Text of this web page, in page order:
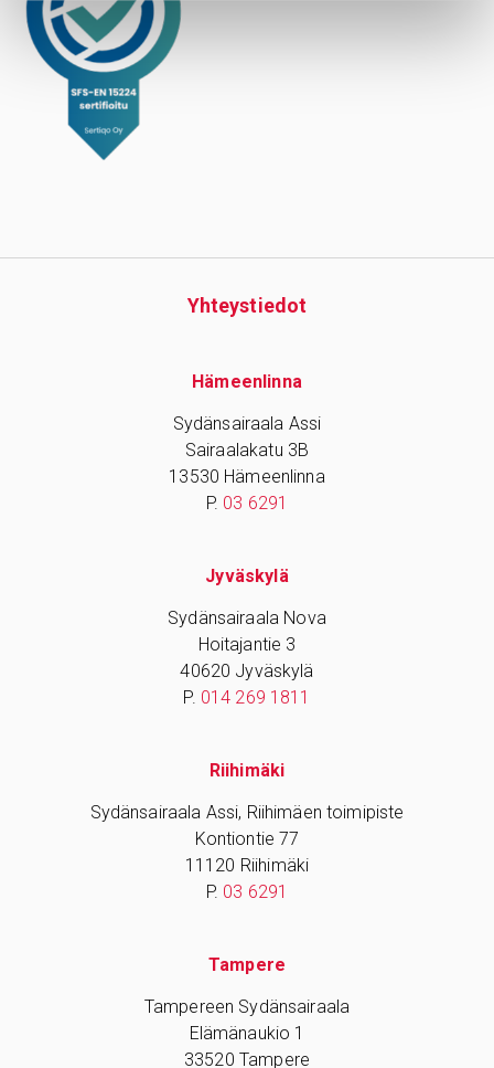
Yhteys­tiedot
Hämeenlinna
Sydänsairaala Assi
Sairaalakatu 3B
13530 Hämeenlinna
P. 03 6291
Jyväskylä
Sydänsairaala Nova
Hoitajantie 3
40620 Jyväskylä
P. 014 269 1811
Riihimäki
Sydänsairaala Assi, Riihimäen toimipiste
Kontiontie 77
11120 Riihimäki
P. 03 6291
Tampere
Tampereen Sydänsairaala
Elämänaukio 1
33520 Tampere